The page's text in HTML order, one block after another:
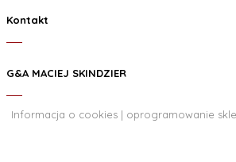
Kontakt
G&A MACIEJ SKINDZIER
Informacja o cookies | oprogramowanie